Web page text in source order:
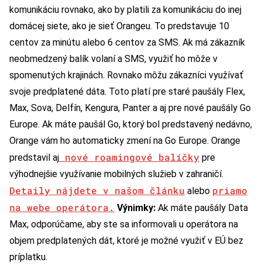
komunikáciu rovnako, ako by platili za komunikáciu do inej
domácej siete, ako je sieť Orangeu. To predstavuje 10
centov za minútu alebo 6 centov za SMS. Ak má zákazník
neobmedzený balík volaní a SMS, využiť ho môže v
spomenutých krajinách. Rovnako môžu zákazníci využívať
svoje predplatené dáta. Toto platí pre staré paušály Flex,
Max, Sova, Delfín, Kengura, Panter a aj pre nové paušály Go
Europe. Ak máte paušál Go, ktorý bol predstavený nedávno,
Orange vám ho automaticky zmení na Go Europe. Orange
predstavil aj nové roamingové balíčky pre
výhodnejšie využívanie mobilných služieb v zahraničí.
Detaily nájdete v našom článku alebo priamo
na webe operátora. Výnimky: Ak máte paušály Data
Max, odporúčame, aby ste sa informovali u operátora na
objem predplatených dát, ktoré je možné využiť v EÚ bez
príplatku.